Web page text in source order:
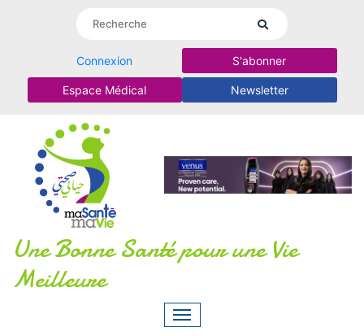
Connexion S'abonner
Espace Médical Newsletter
Une Bonne Santé pour une Vie
Meilleure